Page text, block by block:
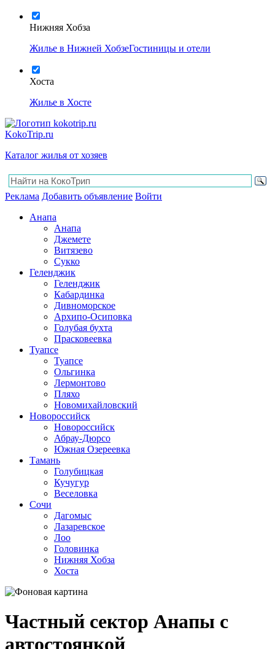
Нижняя Хобза
Жилье в Нижней ХобзеГостиницы и отели
Хоста
Жилье в Хосте
KokoTrip.ru
Каталог жилья от хозяев
Реклама Добавить объявление Войти
Анапа
Анапа
Джемете
Витязево
Сукко
Геленджик
Геленджик
Кабардинка
Дивноморское
Архипо-Осиповка
Голубая бухта
Прасковеевка
Туапсе
Туапсе
Ольгинка
Лермонтово
Пляхо
Новомихайловский
Новороссийск
Новороссийск
Абрау-Дюрсо
Южная Озереевка
Тамань
Голубицкая
Кучугур
Веселовка
Сочи
Дагомыс
Лазаревское
Лоо
Головинка
Нижняя Хобза
Хоста
Частный сектор Анапы с
автостоянкой